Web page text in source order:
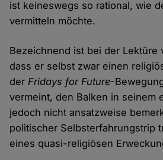
ist keineswegs so rational, wie
vermitteln möchte.
Bezeichnend ist bei der Lektüre
dass er selbst zwar einen
der Fridays for Future-
vermeint, den Balken in seinem
jedoch nicht ansatzweise
politischer Selbsterfahrungstrip
eines quasi-religiösen